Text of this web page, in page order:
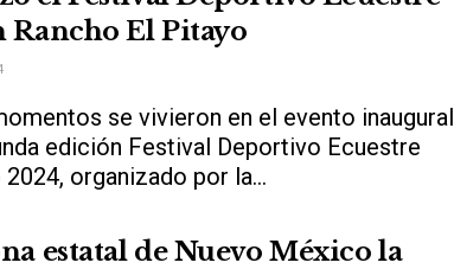
Rancho El Pitayo
se vivieron en el evento inaugural
edición Festival Deportivo Ecuestre
organizado por la...
estatal de Nuevo México la